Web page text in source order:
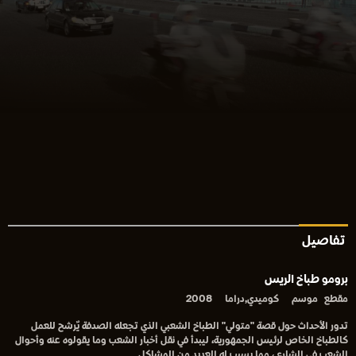
تفاصيل
برومو طباخ الريس
مقطع موسم كوميدي,دراما 2008
تدور الأحداث حول قصة "متولي" الطباخ الشعبي الذي تجعله الصدفة يٌرشح للعمل
كالطباخ الخاص لرئيس الجمهورية، ليبدأ في نقل أخبار الشعب وما يقولوه عنه وأحوال